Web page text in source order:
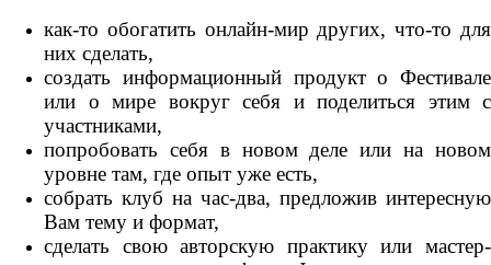
как-то обогатить онлайн-мир других, что-то для
них сделать,
создать информационный продукт о Фестивале
или о мире вокруг себя и поделиться этим с
участниками,
попробовать себя в новом деле или на новом
уровне там, где опыт уже есть,
собрать клуб на час-два, предложив интересную
Вам тему и формат,
сделать свою авторскую практику или мастер-